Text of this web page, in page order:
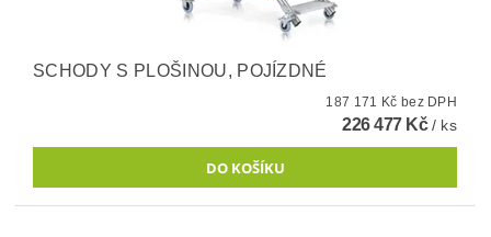
SCHODY S PLOŠINOU, POJÍZDNÉ
187 171 Kč bez DPH
226 477 Kč/ ks